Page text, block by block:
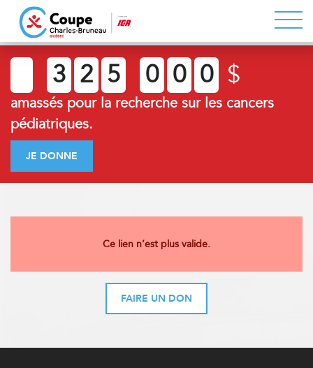
3 2 5 0 0 0 $
amassés pour la recherche sur les cancers
pédiatriques.
JE DONNE
Ce lien n’est plus valide.
FAIRE UN DON